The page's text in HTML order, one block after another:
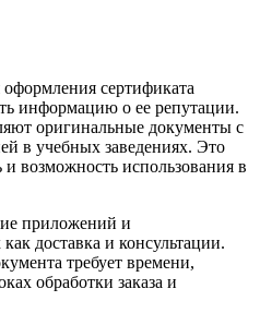
сертификата
информацию о ее репутации.
оригинальные документы с
в учебных заведениях. Это
возможность использования в
приложений и
доставка и консультации.
требует времени,
обработки заказа и